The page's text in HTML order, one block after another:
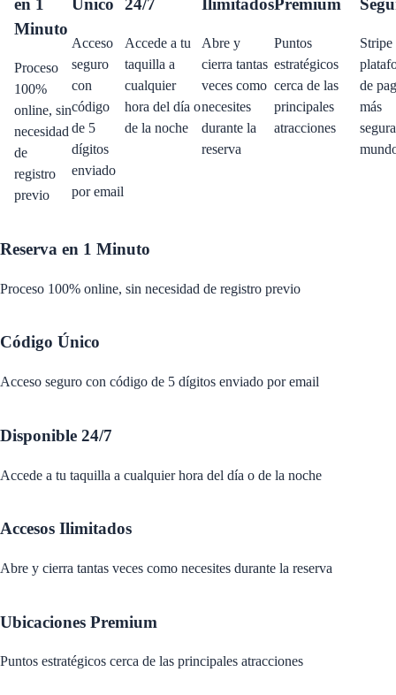
Minuto
Proceso
100%
online, sin
necesidad
de
registro
previo
Acceso
seguro
con
código
de 5
dígitos
enviado
por email
Accede a tu
taquilla a
cualquier
hora del día o
de la noche
Abre y
cierra tantas
veces como
necesites
durante la
reserva
Puntos
estratégicos
cerca de las
principales
atracciones
Stripe
de
más
Reserva en 1 Minuto
Proceso 100% online, sin necesidad de registro previo
Código Único
Acceso seguro con código de 5 dígitos enviado por email
Disponible 24/7
Accede a tu taquilla a cualquier hora del día o de la noche
Accesos Ilimitados
Abre y cierra tantas veces como necesites durante la reserva
Ubicaciones Premium
Puntos estratégicos cerca de las principales atracciones